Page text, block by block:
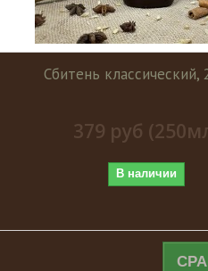
Сбитень классический,
379 руб
В наличии